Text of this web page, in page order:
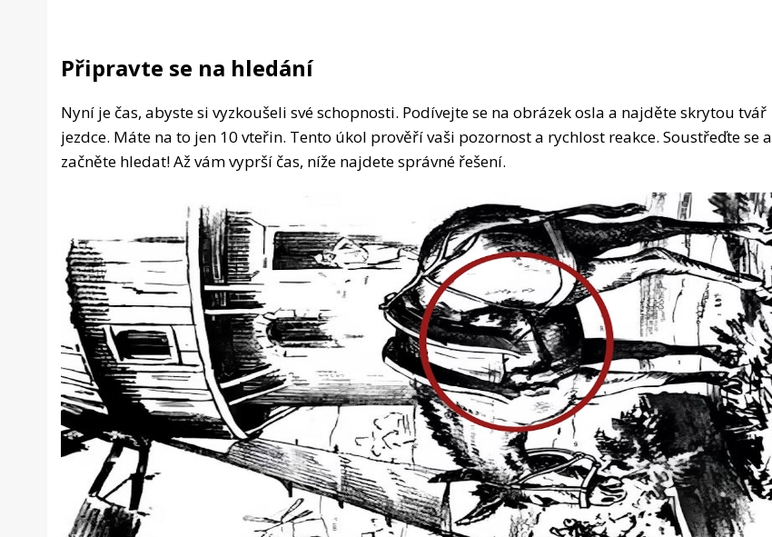
Připravte se na hledání
Nyní je čas, abyste si vyzkoušeli své schopnosti. Podívejte se na obrázek osla a najděte skrytou tvář
jezdce. Máte na to jen 10 vteřin. Tento úkol prověří vaši pozornost a rychlost reakce. Soustřeďte se a
začněte hledat! Až vám vyprší čas, níže najdete správné řešení.